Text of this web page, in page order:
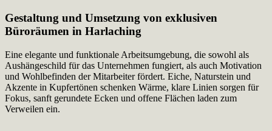
Gestaltung und Umsetzung von exklusiven
Büroräumen in Harlaching
Eine elegante und funktionale Arbeitsumgebung, die sowohl als
Aushängeschild für das Unternehmen fungiert, als auch Motivation
und Wohlbefinden der Mitarbeiter fördert. Eiche, Naturstein und
Akzente in Kupfertönen schenken Wärme, klare Linien sorgen für
Fokus, sanft gerundete Ecken und offene Flächen laden zum
Verweilen ein.